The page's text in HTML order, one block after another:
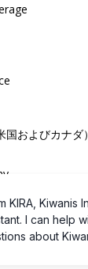
およびカナダ）